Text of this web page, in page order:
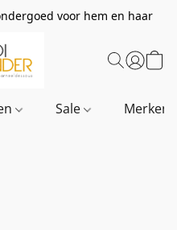
voor hem en haar
Sale Merken